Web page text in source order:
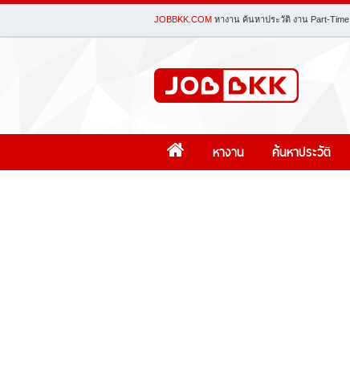
JOBBKK.COM หางาน ค้นหาประวัติ งาน Part-Time
หางาน ค้นหาประวัติ